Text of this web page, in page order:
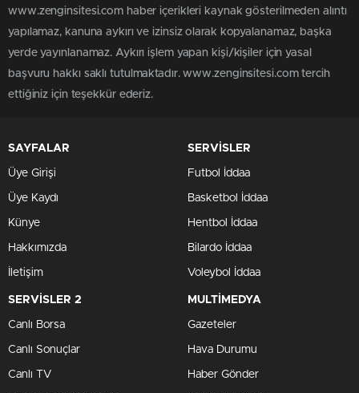
www.zenginsitesi.com haber içerikleri kaynak gösterilmeden alıntı
yapılamaz, kanuna aykırı ve izinsiz olarak kopyalanamaz, başka
yerde yayınlanamaz. Aykırı işlem yapan kişi/kişiler için yasal
başvuru hakkı saklı tutulmaktadır. www.zenginsitesi.com tercih
ettiğiniz için teşekkür ederiz.
SAYFALAR
Üye Girişi
Üye Kaydı
Künye
Hakkımızda
İletişim
SERVİSLER
Futbol İddaa
Basketbol İddaa
Hentbol İddaa
Bilardo İddaa
Voleybol İddaa
SERVİSLER 2
Canlı Borsa
Canlı Sonuçlar
Canlı TV
MULTİMEDYA
Gazeteler
Hava Durumu
Haber Gönder